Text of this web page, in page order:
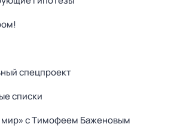
cпецпроект
списки
мир» с Тимофеем Баженовым